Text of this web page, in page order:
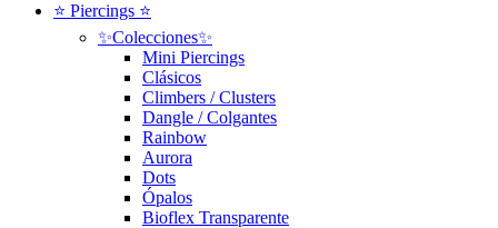
⭐ Piercings ⭐
✨Colecciones✨
Mini Piercings
Clásicos
Climbers / Clusters
Dangle / Colgantes
Rainbow
Aurora
Dots
Ópalos
Bioflex Transparente